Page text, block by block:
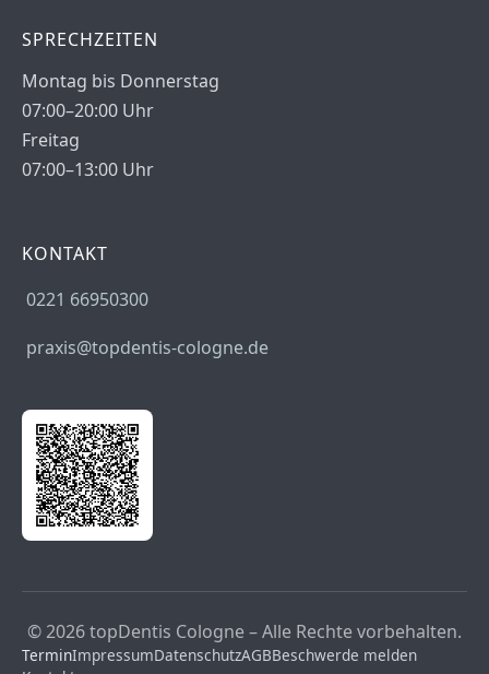
SPRECHZEITEN
Montag bis Donnerstag
07:00–20:00 Uhr
Freitag
07:00–13:00 Uhr
KONTAKT
0221 66950300
praxis@topdentis-cologne.de
© 2026 topDentis Cologne – Alle Rechte vorbehalten.
TerminImpressumDatenschutzAGBBeschwerde melden